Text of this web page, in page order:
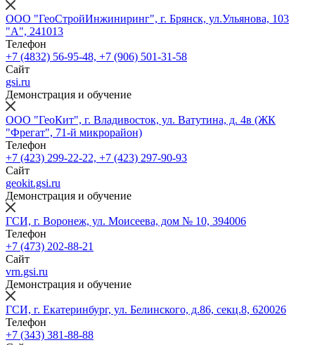
ООО "ГеоСтройИнжиниринг", г. Брянск, ул.Ульянова, 103
"А", 241013
Телефон
+7 (4832) 56-95-48, +7 (906) 501-31-58
Сайт
gsi.ru
Демонстрация и обучение
ООО "ГеоКит", г. Владивосток, ул. Ватутина, д. 4в (ЖК
"Фрегат", 71-й микрорайон)
Телефон
+7 (423) 299-22-22, +7 (423) 297-90-93
Сайт
geokit.gsi.ru
Демонстрация и обучение
ГСИ, г. Воронеж, ул. Моисеева, дом № 10, 394006
Телефон
+7 (473) 202-88-21
Сайт
vrn.gsi.ru
Демонстрация и обучение
ГСИ, г. Екатеринбург, ул. Белинского, д.86, секц.8, 620026
Телефон
+7 (343) 381-88-88